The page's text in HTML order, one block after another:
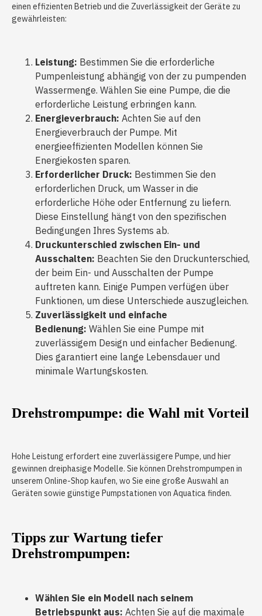
einen effizienten Betrieb und die Zuverlässigkeit der Geräte zu
gewährleisten:
Leistung: Bestimmen Sie die erforderliche
Pumpenleistung abhängig von der zu pumpenden
Wassermenge. Wählen Sie eine Pumpe, die die
erforderliche Leistung erbringen kann.
Energieverbrauch: Achten Sie auf den
Energieverbrauch der Pumpe. Mit
energieeffizienten Modellen können Sie
Energiekosten sparen.
Erforderlicher Druck: Bestimmen Sie den
erforderlichen Druck, um Wasser in die
erforderliche Höhe oder Entfernung zu liefern.
Diese Einstellung hängt von den spezifischen
Bedingungen Ihres Systems ab.
Druckunterschied zwischen Ein- und
Ausschalten: Beachten Sie den Druckunterschied,
der beim Ein- und Ausschalten der Pumpe
auftreten kann. Einige Pumpen verfügen über
Funktionen, um diese Unterschiede auszugleichen.
Zuverlässigkeit und einfache
Bedienung: Wählen Sie eine Pumpe mit
zuverlässigem Design und einfacher Bedienung.
Dies garantiert eine lange Lebensdauer und
minimale Wartungskosten.
Drehstrompumpe: die Wahl mit Vorteil
Hohe Leistung erfordert eine zuverlässigere Pumpe, und hier
gewinnen dreiphasige Modelle. Sie können Drehstrompumpen in
unserem Online-Shop kaufen, wo Sie eine große Auswahl an
Geräten sowie günstige Pumpstationen von Aquatica finden.
Tipps zur Wartung tiefer
Drehstrompumpen:
Wählen Sie ein Modell nach seinem
Betriebspunkt aus: Achten Sie auf die maximale